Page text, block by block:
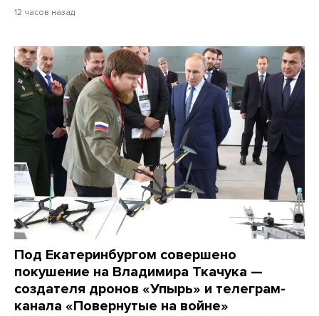
12 часов назад
Под Екатеринбургом совершено
покушение на Владимира Ткачука —
создателя дронов «Упырь» и телеграм-
канала «Повернутые на войне»